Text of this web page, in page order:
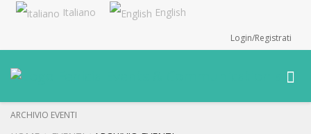
Italiano English
Login/Registrati
ARCHIVIO EVENTI